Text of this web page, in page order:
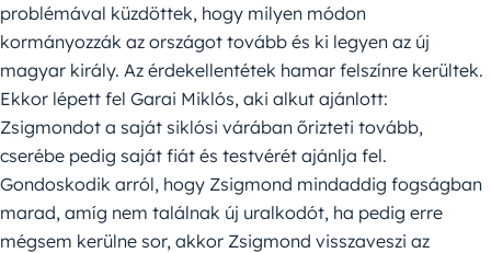
problémával küzdöttek, hogy milyen módon
kormányozzák az országot tovább és ki legyen az új
magyar király. Az érdekellentétek hamar felszínre kerültek.
Ekkor lépett fel Garai Miklós, aki alkut ajánlott:
Zsigmondot a saját siklósi várában őrizteti tovább,
cserébe pedig saját fiát és testvérét ajánlja fel.
Gondoskodik arról, hogy Zsigmond mindaddig fogságban
marad, amíg nem találnak új uralkodót, ha pedig erre
mégsem kerülne sor, akkor Zsigmond visszaveszi az